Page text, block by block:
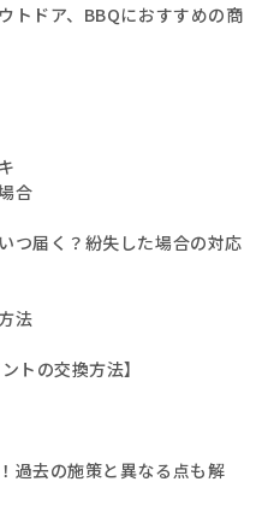
トドア、BBQにおすすめの商
合
つ届く？紛失した場合の対応
法
トの交換方法】
過去の施策と異なる点も解